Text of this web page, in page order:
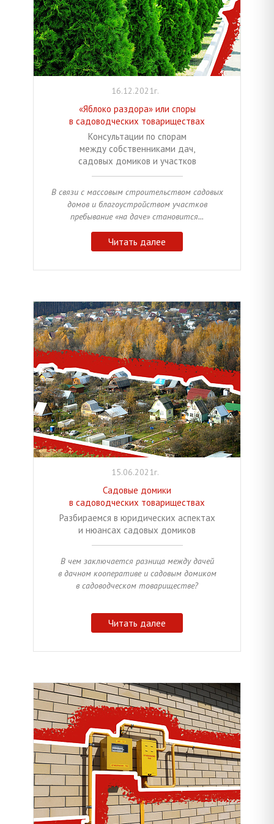
16.12.2021г.
«Яблоко раздора» или споры
в садоводческих товариществах
Консультации по спорам
между собственниками дач,
садовых домиков и участков
В связи с массовым строительством садовых
домов и благоустройством участков
пребывание «на даче» становится...
Читать далее
15.06.2021г.
Садовые домики
в садоводческих товариществах
Разбираемся в юридических аспектах
и нюансах садовых домиков
В чем заключается разница между дачей
в дачном кооперативе и садовым домиком
в садоводческом товариществе?
Читать далее